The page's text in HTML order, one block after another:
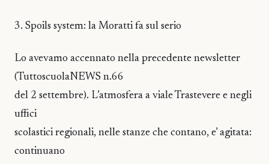
3. Spoils system: la Moratti fa sul serio
Lo avevamo accennato nella precedente newsletter
(TuttoscuolaNEWS n.66
del 2 settembre). L’atmosfera a viale Trastevere e negli
uffici
scolastici regionali, nelle stanze che contano, e’ agitata:
continuano